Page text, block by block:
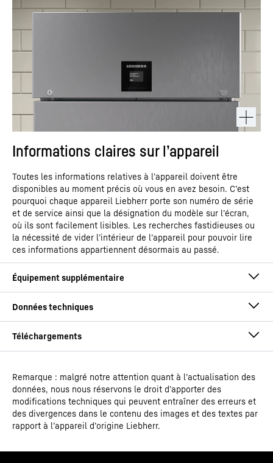
Informations claires sur l’appareil
Toutes les informations relatives à l’appareil doivent être
disponibles au moment précis où vous en avez besoin. C’est
pourquoi chaque appareil Liebherr porte son numéro de série
et de service ainsi que la désignation du modèle sur l’écran,
où ils sont facilement lisibles. Les recherches fastidieuses ou
la nécessité de vider l’intérieur de l’appareil pour pouvoir lire
ces informations appartiennent désormais au passé.
Type de modèle Réfrigérateur ventilé GN 2/1
EAN 9005382248676
Mode d'emploi
Remarque : malgré notre attention quant à l’actualisation des
données, nous nous réservons le droit d’apporter des
modifications techniques qui peuvent entraîner des erreurs et
des divergences dans le contenu des images et des textes par
rapport à l’appareil d’origine Liebherr.